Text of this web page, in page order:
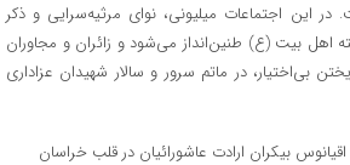
در این اجتماعات میلیونی، نوای مرثیه‌سرایی و ذکر
بیت (ع) طنین‌انداز می‌شود و زائران و مجاوران
بی‌اختیار، در ماتم سرور و سالار شهیدان عزاداری